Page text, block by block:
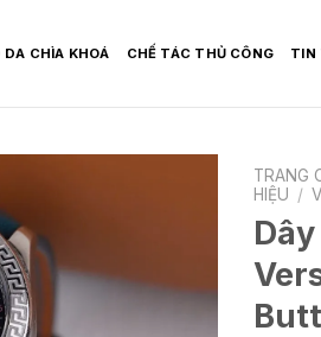
DA CHÌA KHOÁ CHẾ TÁC THỦ CÔNG TIN
TRANG
HIỆU /